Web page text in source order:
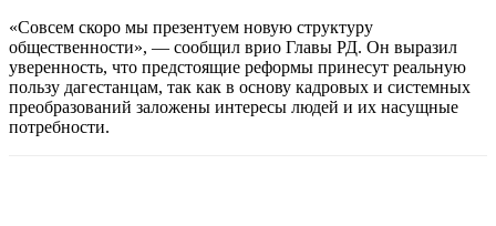
«Совсем скоро мы презентуем новую структуру
общественности», — сообщил врио Главы РД. Он выразил
уверенность, что предстоящие реформы принесут реальную
пользу дагестанцам, так как в основу кадровых и системных
преобразований заложены интересы людей и их насущные
потребности.